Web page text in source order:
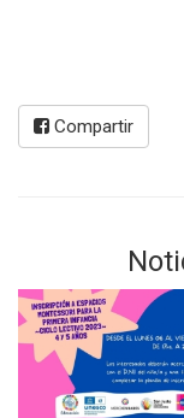
Compartir